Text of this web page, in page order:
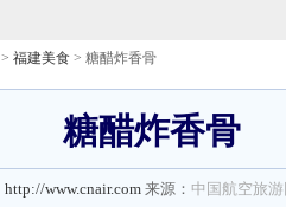
> 福建美食 > 糖醋炸香骨
糖醋炸香骨
http://www.cnair.com 来源： 中国航空旅